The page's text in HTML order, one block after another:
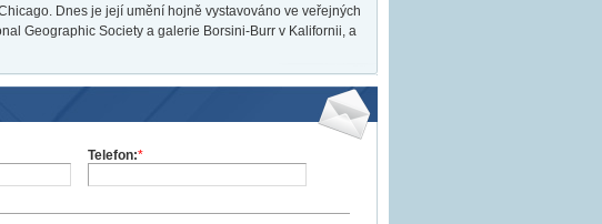
Dnes je její umění hojně vystavováno ve veřejných
Geographic Society a galerie Borsini-Burr v Kalifornii, a
Telefon:*